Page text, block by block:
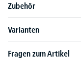
Zubehör
Varianten
Fragen zum Artikel